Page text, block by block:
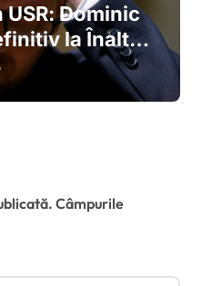
Dominic
la Înalta
ANI, este
și își
Câmpurile